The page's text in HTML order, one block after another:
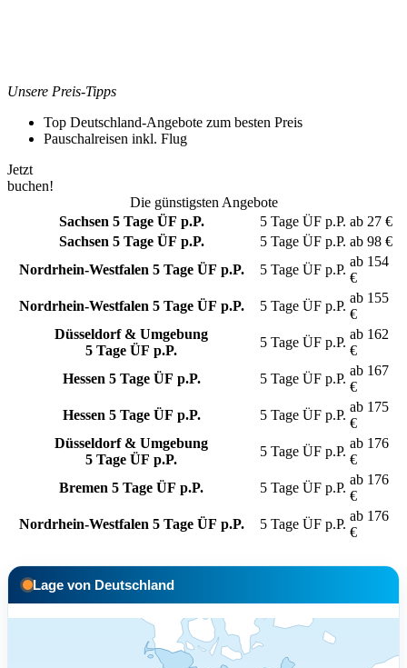
Unsere Preis-Tipps
Top Deutschland-Angebote zum besten Preis
Pauschalreisen inkl. Flug
Jetzt
buchen!
Die günstigsten Angebote
Sachsen 5 Tage ÜF p.P. 5 Tage ÜF p.P. ab 27 €
Sachsen 5 Tage ÜF p.P. 5 Tage ÜF p.P. ab 98 €
Nordrhein-Westfalen 5 Tage ÜF p.P. 5 Tage ÜF p.P.
ab 154
€
Nordrhein-Westfalen 5 Tage ÜF p.P. 5 Tage ÜF p.P.
ab 155
€
Düsseldorf & Umgebung
5 Tage ÜF p.P.
5 Tage ÜF p.P.
ab 162
€
Hessen 5 Tage ÜF p.P. 5 Tage ÜF p.P.
ab 167
€
Hessen 5 Tage ÜF p.P. 5 Tage ÜF p.P.
ab 175
€
Düsseldorf & Umgebung
5 Tage ÜF p.P.
5 Tage ÜF p.P.
ab 176
€
Bremen 5 Tage ÜF p.P. 5 Tage ÜF p.P.
ab 176
€
Nordrhein-Westfalen 5 Tage ÜF p.P. 5 Tage ÜF p.P.
ab 176
€
Lage von Deutschland